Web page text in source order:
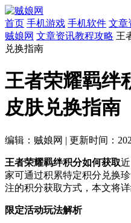
首页 手机游戏 手机软件 文章
贼娘网 文章资讯教程攻略 王
兑换指南
王者荣耀羁绊
皮肤兑换指南
编辑：贼娘网 | 更新时间：
王者荣耀羁绊积分如何获取
家可通过积累特定积分兑换
注的积分获取方式，本文将
限定活动玩法解析